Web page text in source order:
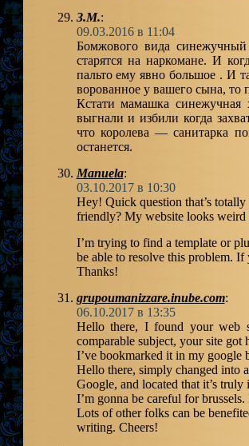
З.М.:
09.03.2016 в 11:04
Бомжового вида
старятся на наркомане. И
пальто ему явно большое . И
ворованное у вашего сына, то
Кстати мамашка
выгнали и избили когда
что королева — санитарка
останется.
Manuela:
03.10.2017 в 10:30
Hey! Quick question that’s
friendly? My website looks
I’m trying to find a template or
be able to resolve this problem. If
Thanks!
grupoumanizzare.inube.com:
06.10.2017 в 13:35
Hello there, I found your web
comparable subject, your site got
I’ve bookmarked it in my google
Hello there, simply changed into
Google, and located that it’s truly
I’m gonna be careful for
Lots of other folks can be
writing. Cheers!